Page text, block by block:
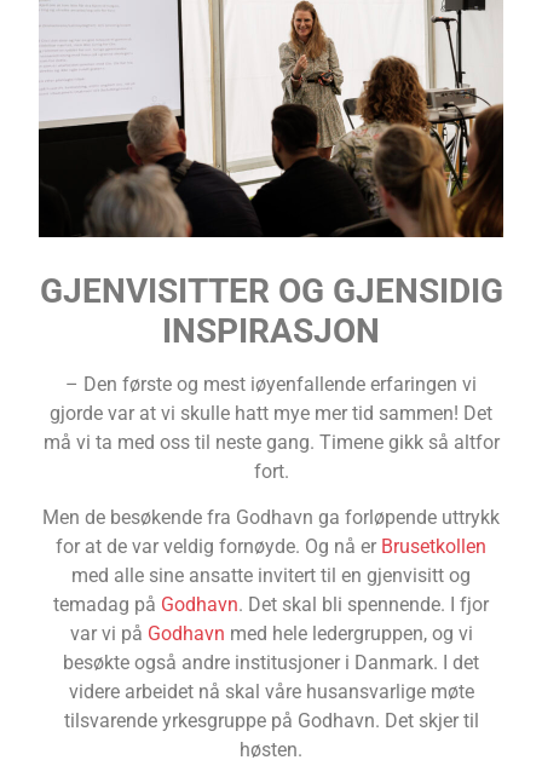
GJENVISITTER OG GJENSIDIG
INSPIRASJON
– Den første og mest iøyenfallende erfaringen vi
gjorde var at vi skulle hatt mye mer tid sammen! Det
må vi ta med oss til neste gang. Timene gikk så altfor
fort.
Men de besøkende fra Godhavn ga forløpende uttrykk
for at de var veldig fornøyde. Og nå er Brusetkollen
med alle sine ansatte invitert til en gjenvisitt og
temadag på Godhavn. Det skal bli spennende. I fjor
var vi på Godhavn med hele ledergruppen, og vi
besøkte også andre institusjoner i Danmark. I det
videre arbeidet nå skal våre husansvarlige møte
tilsvarende yrkesgruppe på Godhavn. Det skjer til
høsten.